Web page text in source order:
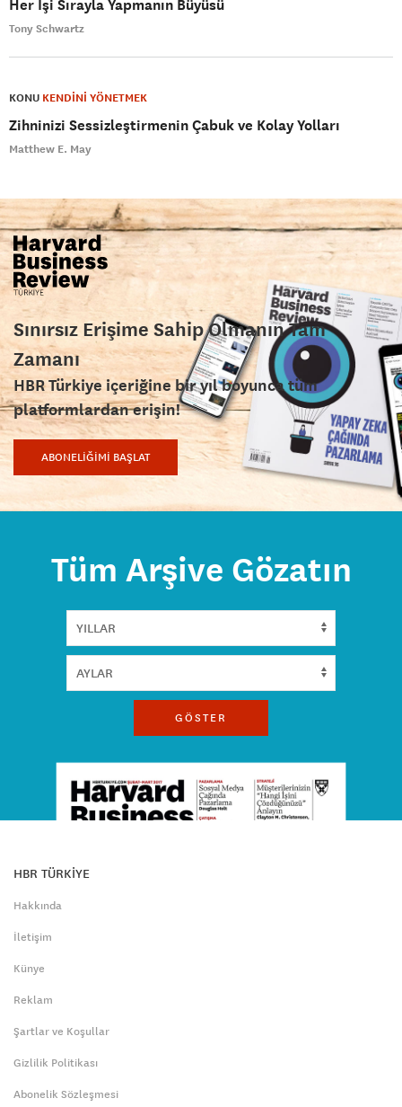
Her İşi Sırayla Yapmanın Büyüsü
Tony Schwartz
KONU KENDİNİ YÖNETMEK
Zihninizi Sessizleştirmenin Çabuk ve Kolay Yolları
Matthew E. May
Sınırsız Erişime Sahip Olmanın Tam
Zamanı
HBR Türkiye içeriğine bir yıl boyunca tüm
platformlardan erişin!
ABONELİĞİMİ BAŞLAT
Tüm Arşive Gözatın
GÖSTER
HBR TÜRKİYE
Hakkında
İletişim
Künye
Reklam
Şartlar ve Koşullar
Gizlilik Politikası
Abonelik Sözleşmesi